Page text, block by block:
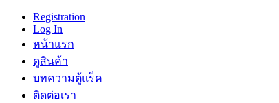
Registration
Log In
หน้าแรก
ดูสินค้า
บทความตู้แร็ค
ติดต่อเรา